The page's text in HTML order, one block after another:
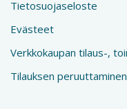
Tietosuojaseloste
Evästeet
Verkkokaupan tilaus-,
Tilauksen peruuttaminen